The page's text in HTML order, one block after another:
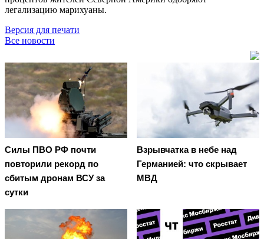
легализацию марихуаны.
Версия для печати
Все новости
Cилы ПВО РФ почти
повторили рекорд по
сбитым дронам ВСУ за
сутки
Взрывчатка в небе над
Германией: что скрывает
МВД